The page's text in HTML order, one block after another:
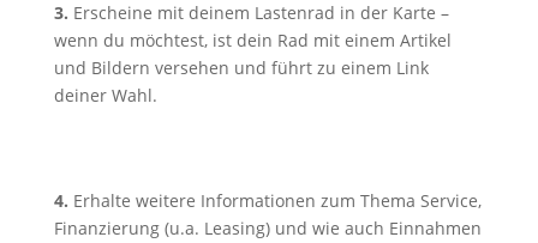
3. Erscheine mit deinem Lastenrad in der Karte –
wenn du möchtest, ist dein Rad mit einem Artikel
und Bildern versehen und führt zu einem Link
deiner Wahl.
4. Erhalte weitere Informationen zum Thema Service,
Finanzierung (u.a. Leasing) und wie auch Einnahmen